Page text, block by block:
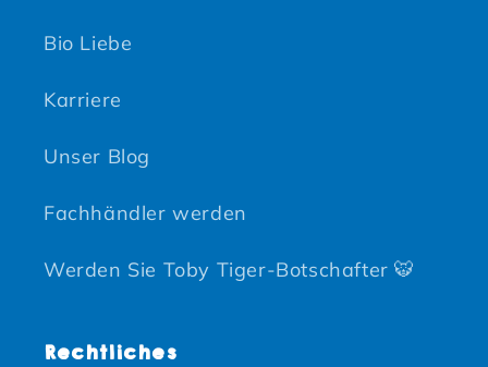
Bio Liebe
Karriere
Unser Blog
Fachhändler werden
Werden Sie Toby Tiger-Botschafter 🐯
Rechtliches